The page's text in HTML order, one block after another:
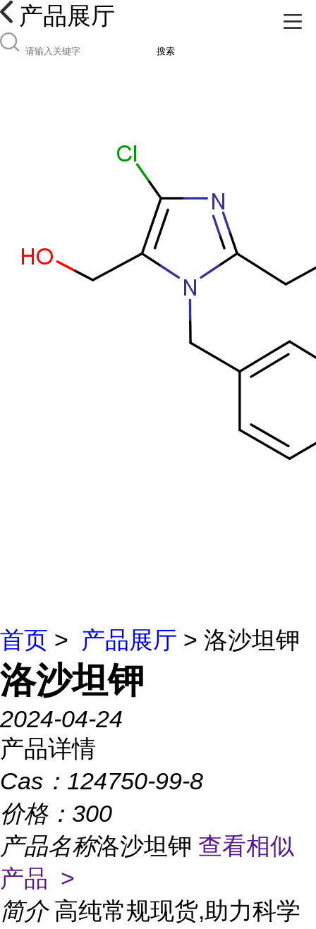
产品展厅
搜索
首页 > 产品展厅 > 洛沙坦钾
洛沙坦钾
2024-04-24
产品详情
Cas： 124750-99-8
价格： 300
产品名称洛沙坦钾 查看相似
产品 >
简介 高纯常规现货,助力科学